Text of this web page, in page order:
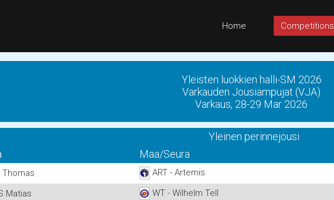
Home Competitions
Yleisten luokkien halli-SM 2026
Varkauden Jousiampujat (VJA)
Varkaus, 28-29 Mar 2026
Yleinen perinnejousi
Maa/Seura
Thomas ART - Artemis
Matias WT - Wilhelm Tell